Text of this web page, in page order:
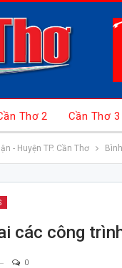
Thơ 2 Cần Thơ 3
- Huyện TP. Cần Thơ
các công
0